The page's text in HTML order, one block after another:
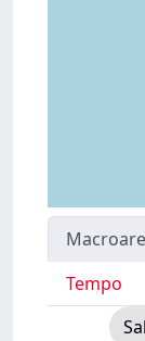
Tempo